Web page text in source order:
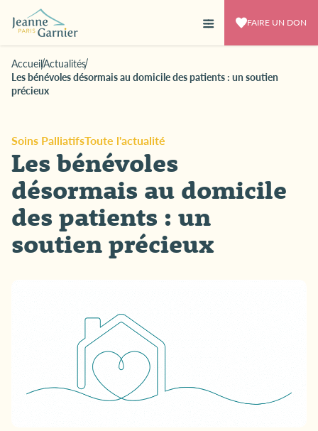
FAIRE UN DON
AccueilActualités
Les bénévoles désormais au domicile des patients : un soutien
précieux
Soins PalliatifsToute l'actualité
Les bénévoles
désormais au domicile
des patients : un
soutien précieux